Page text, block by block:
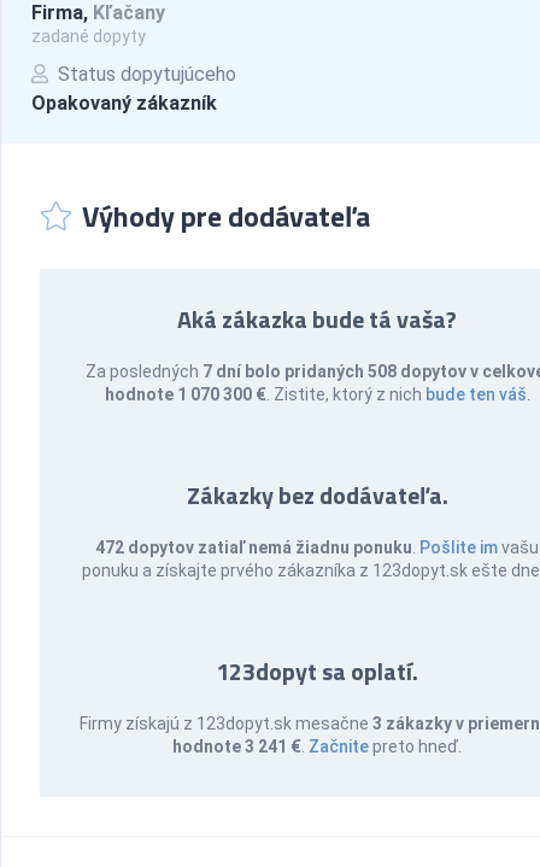
Firma, Kľačany
zadané dopyty
Status dopytujúceho
Opakovaný zákazník
Výhody pre dodávateľa
Aká zákazka bude tá vaša?
Za posledných 7 dní bolo pridaných 508 dopytov v
hodnote 1 070 300 € . Zistite, ktorý z nich bude ten váš
Zákazky bez dodávateľa.
472 dopytov zatiaľ nemá žiadnu ponuku Pošlite imvašu
ponuku a získajte prvého zákazníka z 123dopyt.sk ešte
123dopyt sa oplatí.
Firmy získajú z 123dopyt.sk mesačne3 zákazky v
hodnote 3 241 € Začnitepreto hneď.